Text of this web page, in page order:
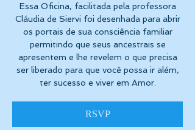
Essa Oficina, facilitada pela professora
Cláudia de Siervi foi desenhada para abrir
os portais de sua consciência familiar
permitindo que seus ancestrais se
apresentem e lhe revelem o que precisa
ser liberado para que você possa ir além,
ter sucesso e viver em Amor.
RSVP